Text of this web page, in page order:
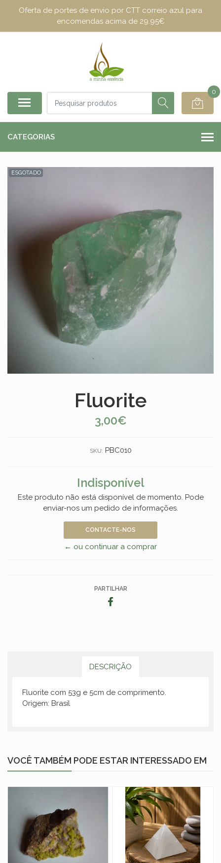
Oferta de portes de envio por CTT correio azul para
encomendas acima de 29.95€
0
CATEGORIAS
ESGOTADO
Fluorite
3,00€
SKU: PBC010
Indisponível
Este produto não está disponível de momento. Pode
enviar-nos um pedido de informações.
CONTACTE-NOS
← ou continuar a comprar
PARTILHAR
DESCRIÇÃO
Fluorite com 53g e 5cm de comprimento.
Origem: Brasil
VOCÊ TAMBÉM PODE ESTAR INTERESSADO EM